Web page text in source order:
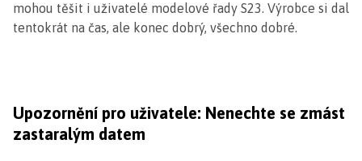
mohou těšit i uživatelé modelové řady S23. Výrobce si dal
tentokrát na čas, ale konec dobrý, všechno dobré.
Upozornění pro uživatele: Nenechte se zmást
zastaralým datem